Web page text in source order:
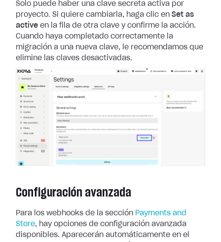
Solo puede haber una clave secreta activa por
proyecto. Si quiere cambiarla, haga clic en Set as
active en la fila de otra clave y confirme la acción.
Cuando haya completado correctamente la
migración a una nueva clave, le recomendamos que
elimine las claves desactivadas.
Configuración avanzada
Para los webhooks de la sección Payments and
Store, hay opciones de configuración avanzada
disponibles. Aparecerán automáticamente en el